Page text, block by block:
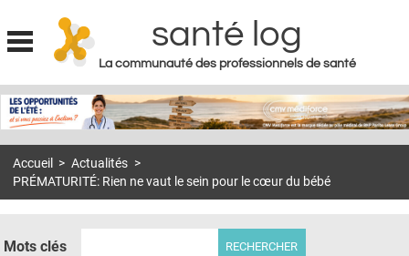
Jump to navigation
santé log
La communauté des professionnels de santé
MON COMPTE
S'ABONNER À LA REVUE SOIN À DOMICILE
DOSSIERS
Accueil > Actualités >
PRÉMATURITÉ: Rien ne vaut le sein pour le cœur du bébé
Mots clés